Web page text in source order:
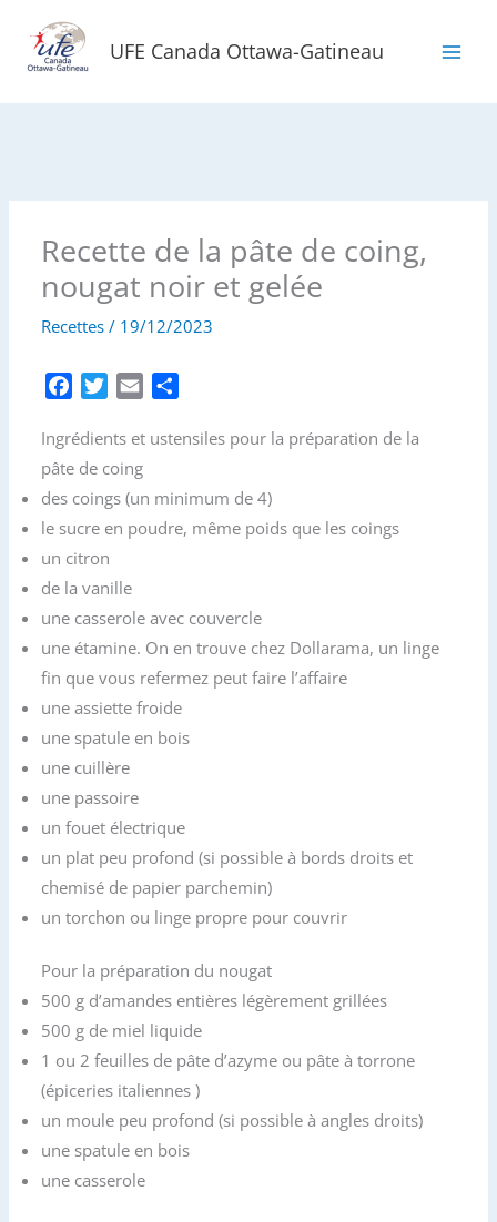
contenu
UFE Canada Ottawa-Gatineau
Recette de la pâte de coing,
nougat noir et gelée
Recettes / 19/12/2023
c
e
b
k
i
t
t
a
l
r
a
e
Ingrédients et ustensiles pour la préparation de la
pâte de coing
des coings (un minimum de 4)
le sucre en poudre, même poids que les coings
un citron
de la vanille
une casserole avec couvercle
une étamine. On en trouve chez Dollarama, un linge
fin que vous refermez peut faire l’affaire
une assiette froide
une spatule en bois
une cuillère
une passoire
un fouet électrique
un plat peu profond (si possible à bords droits et
chemisé de papier parchemin)
un torchon ou linge propre pour couvrir
Pour la préparation du nougat
500 g d’amandes entières légèrement grillées
500 g de miel liquide
1 ou 2 feuilles de pâte d’azyme ou pâte à torrone
(épiceries italiennes )
un moule peu profond (si possible à angles droits)
une spatule en bois
une casserole